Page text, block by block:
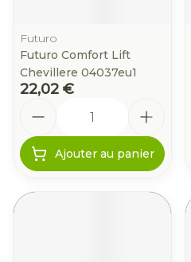
Futuro
Futuro Comfort Lift
Chevillere 04037eu1
22,02 €
Ajouter au panier